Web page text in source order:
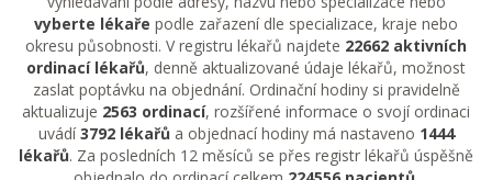
vyberte lékaře podle zařazení dle specializace, kraje nebo
okresu působnosti. V registru lékařů najdete 22662 aktivních
ordinací lékařů, denně aktualizované údaje lékařů, možnost
zaslat poptávku na objednání. Ordinační hodiny si pravidelně
aktualizuje 2563 ordinací, rozšířené informace o svojí ordinaci
uvádí3792 lékařů a objednací hodiny má nastaveno 1444
lékařů. Za posledních 12 měsíců se přes registr lékařů úspěšně